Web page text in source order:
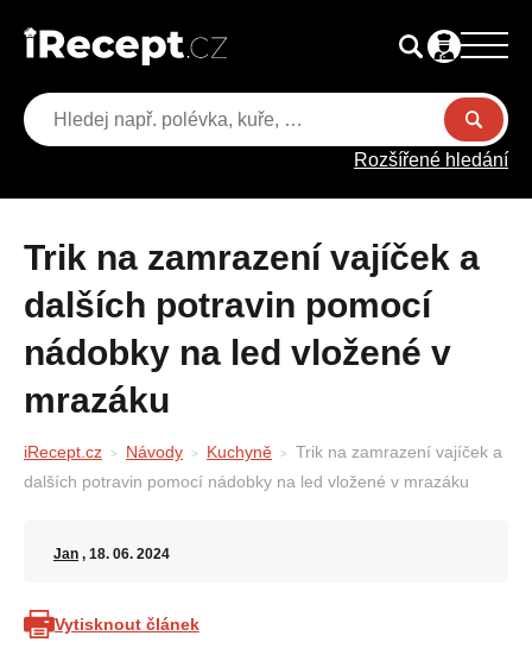
Rozšířené hledání
Trik na zamrazení vajíček a
dalších potravin pomocí
nádobky na led vložené v
mrazáku
iRecept.cz Návody Kuchyně
Trik na zamrazení vajíček a
dalších potravin pomocí nádobky na led vložené v mrazáku
Jan , 18. 06. 2024
Vytisknout článek